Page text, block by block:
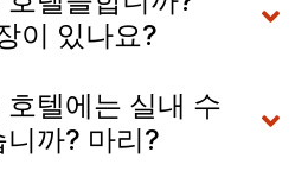
이 있나요?
텔에는 실내 수
까? 마리?